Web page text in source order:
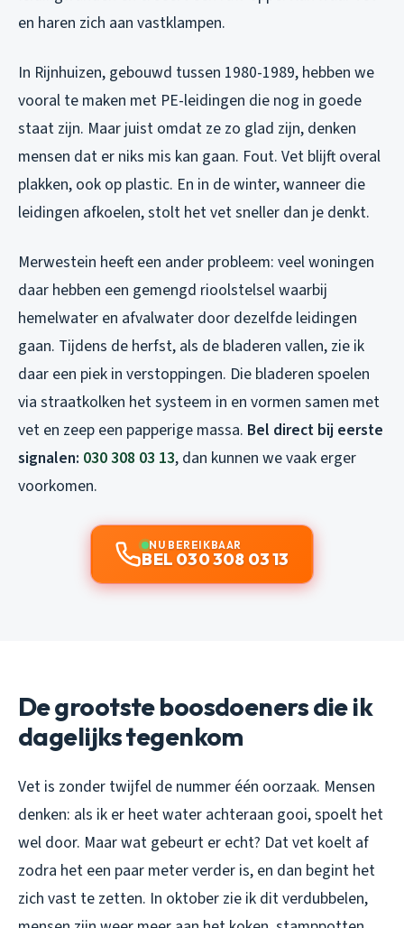
en haren zich aan vastklampen.
In Rijnhuizen, gebouwd tussen 1980-1989, hebben we
vooral te maken met PE-leidingen die nog in goede
staat zijn. Maar juist omdat ze zo glad zijn, denken
mensen dat er niks mis kan gaan. Fout. Vet blijft overal
plakken, ook op plastic. En in de winter, wanneer die
leidingen afkoelen, stolt het vet sneller dan je denkt.
Merwestein heeft een ander probleem: veel woningen
daar hebben een gemengd rioolstelsel waarbij
hemelwater en afvalwater door dezelfde leidingen
gaan. Tijdens de herfst, als de bladeren vallen, zie ik
daar een piek in verstoppingen. Die bladeren spoelen
via straatkolken het systeem in en vormen samen met
vet en zeep een papperige massa. Bel direct bij eerste
signalen: 030 308 03 13, dan kunnen we vaak erger
voorkomen.
NU BEREIKBAAR
BEL 030 308 03 13
De grootste boosdoeners die ik
dagelijks tegenkom
Vet is zonder twijfel de nummer één oorzaak. Mensen
denken: als ik er heet water achteraan gooi, spoelt het
wel door. Maar wat gebeurt er echt? Dat vet koelt af
zodra het een paar meter verder is, en dan begint het
zich vast te zetten. In oktober zie ik dit verdubbelen,